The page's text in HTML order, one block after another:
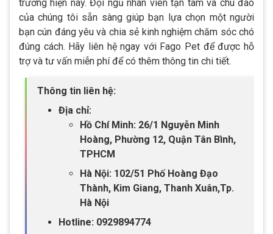
trường hiện nay. Đội ngũ nhân viên tận tâm và chu đáo
của chúng tôi sẵn sàng giúp bạn lựa chọn một người
bạn cún đáng yêu và chia sẻ kinh nghiệm chăm sóc chó
đúng cách. Hãy liên hệ ngay với Fago Pet để được hỗ
trợ và tư vấn miễn phí để có thêm thông tin chi tiết.
Thông tin liên hệ:
Địa chỉ:
Hồ Chí Minh: 26/1 Nguyễn Minh
Hoàng, Phường 12, Quận Tân Bình,
TPHCM
Hà Nội: 102/51 Phố Hoàng Đạo
Thành, Kim Giang, Thanh Xuân,Tp.
Hà Nội
Hotline: 0929894774